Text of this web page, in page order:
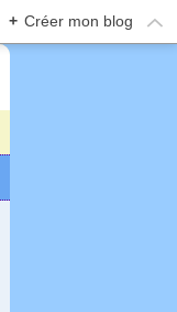
+ Créer mon blog